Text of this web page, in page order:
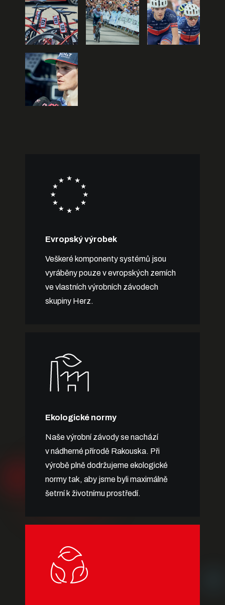
Evropský výrobek
Veškeré komponenty systémů jsou
vyráběny pouze v evropských zemích
ve vlastních výrobních závodech
skupiny Herz.
Ekologické normy
Naše výrobní závody se nachází
v nádherné přírodě Rakouska. Při
výrobě plně dodržujeme ekologické
normy tak, aby jsme byli maximálně
šetrní k životnímu prostředí.